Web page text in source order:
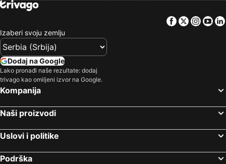
Facebook
Twitter
Izaberi svoju zemlju
Dodaj na Google
Lako pronađi naše rezultate: dodaj
trivago kao omiljeni izvor na Google.
Kompanija
Naši proizvodi
Uslovi i politike
Podrška